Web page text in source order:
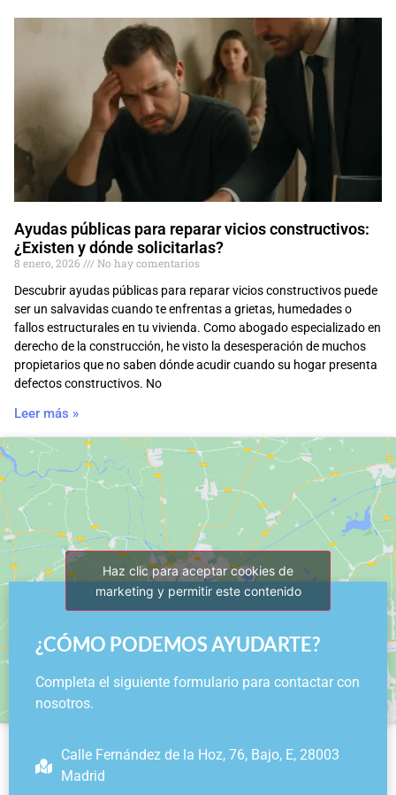
Ayudas públicas para reparar vicios constructivos:
¿Existen y dónde solicitarlas?
8 enero, 2026
No hay comentarios
Descubrir ayudas públicas para reparar vicios constructivos puede
ser un salvavidas cuando te enfrentas a grietas, humedades o
fallos estructurales en tu vivienda. Como abogado especializado en
derecho de la construcción, he visto la desesperación de muchos
propietarios que no saben dónde acudir cuando su hogar presenta
defectos constructivos. No
Leer más »
Haz clic para aceptar cookies de
marketing y permitir este contenido
¿CÓMO PODEMOS AYUDARTE?
Completa el siguiente formulario para contactar con
nosotros.
Calle Fernández de la Hoz, 76, Bajo, E, 28003
Madrid